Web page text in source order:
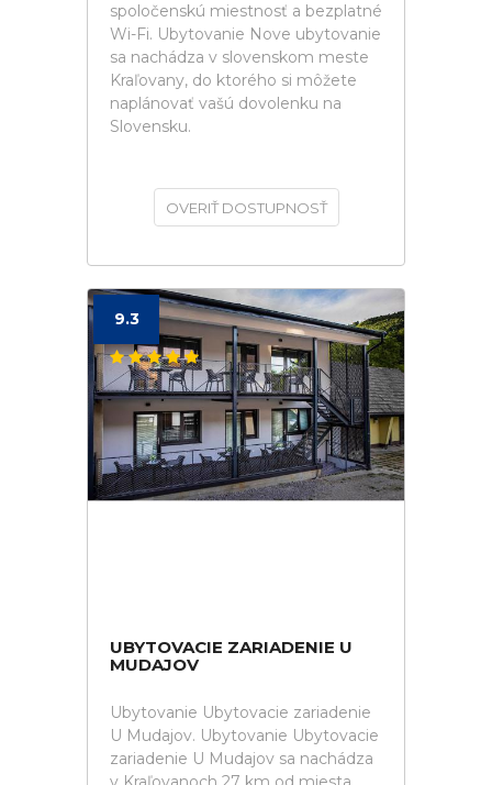
spoločenskú miestnosť a bezplatné
Wi-Fi. Ubytovanie Nove ubytovanie
sa nachádza v slovenskom meste
Kraľovany, do ktorého si môžete
naplánovať vašú dovolenku na
Slovensku.
OVERIŤ DOSTUPNOSŤ
9.3
UBYTOVACIE ZARIADENIE U
MUDAJOV
Ubytovanie Ubytovacie zariadenie
U Mudajov. Ubytovanie Ubytovacie
zariadenie U Mudajov sa nachádza